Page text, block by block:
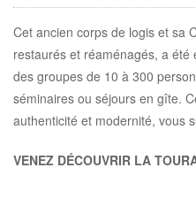
Cet ancien corps de logis et sa
restaurés et réaménagés, a
des groupes de 10 à 300
séminaires ou séjours en gîte.
authenticité et modernité, vous
VENEZ DÉCOUVRIR LA